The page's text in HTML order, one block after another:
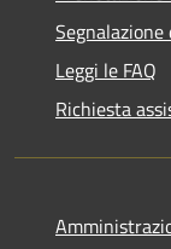
Leggi le FAQ
Richiesta